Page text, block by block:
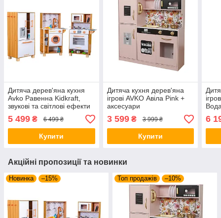
Дитяча дерев'яна кухня
Avko Равенна Kidkraft,
звукові та світлові ефекти
+ аксесуари
5 499 ₴ 6 499 ₴
Купити
Дитяча кухня дерев'яна
ігрові AVKO Авіла Pink +
аксесуари
3 599₴ 3 999 ₴
Купити
Вода
6
Акційні пропозиції та новинки
Новинка –15% Топ продажів –10%